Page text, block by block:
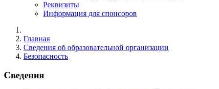
Реквизиты
Информация для спонсоров
Главная
Сведения об образовательной организации
Безопасность
Сведения